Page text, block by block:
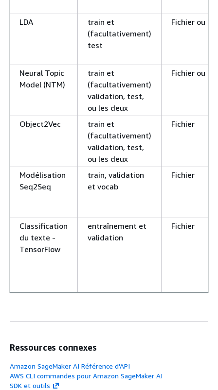
LDA
train et
(facultativement)
test
Fichier ou
Neural Topic
Model (NTM)
train et
(facultativement)
validation, test,
ou les deux
Fichier ou
Object2Vec
train et
(facultativement)
validation, test,
ou les deux
Fichier
Modélisation
Seq2Seq
train, validation
et vocab
Fichier
Classification
du texte -
TensorFlow
entraînement et
validation
Fichier
Ressources connexes
Amazon SageMaker AI Référence d'API
AWS CLI commandes pour Amazon SageMaker AI
SDK et outils